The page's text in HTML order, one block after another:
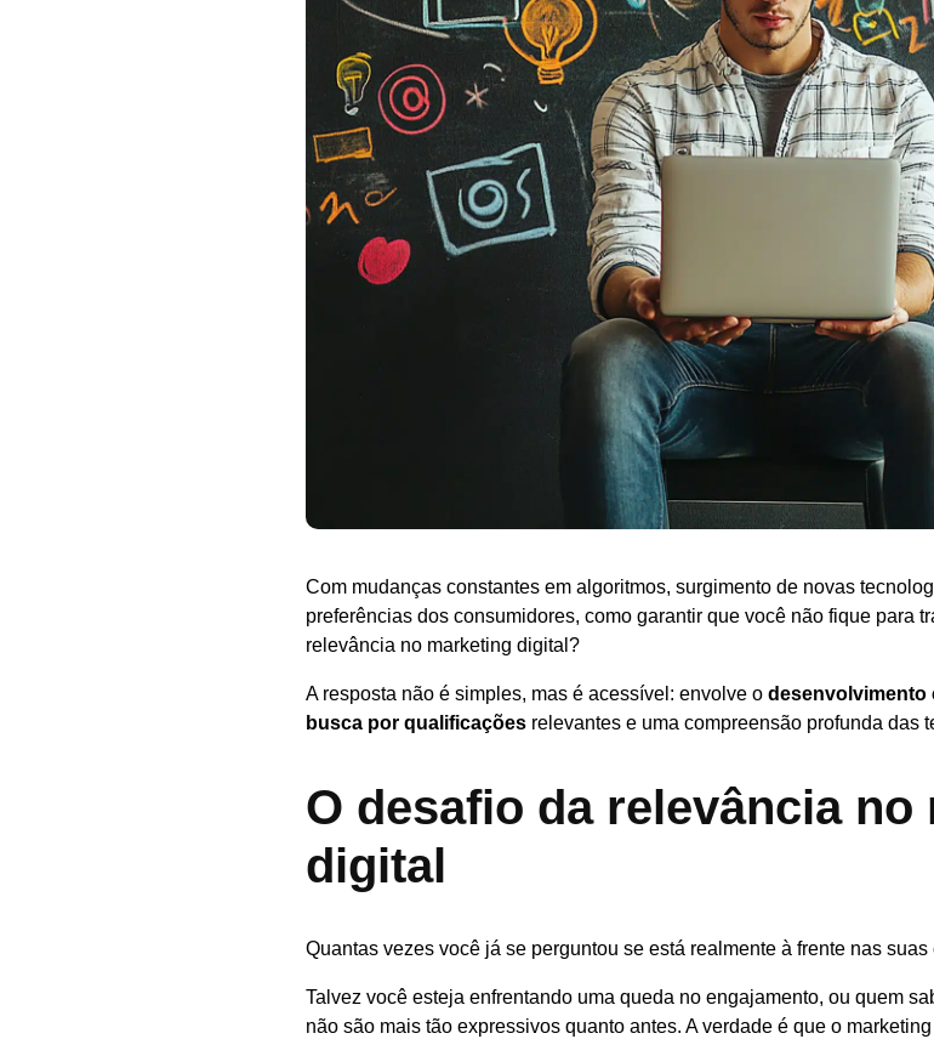
Com mudanças constantes em algoritmos, surgimento de novas
preferências dos consumidores, como garantir que você não fique para
relevância no marketing digital?
A resposta não é simples, mas é acessível: envolve o desenvolvimento
busca por qualificaçõesrelevantes e uma compreensão profunda das
O desafio da relevância no
digital
Quantas vezes você já se perguntou se está realmente à frente nas
Talvez você esteja enfrentando uma queda no engajamento, ou quem
não são mais tão expressivos quanto antes. A verdade é que o